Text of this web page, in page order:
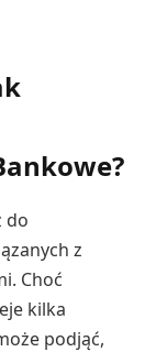
do
z
Choć
kilka
podjąć,